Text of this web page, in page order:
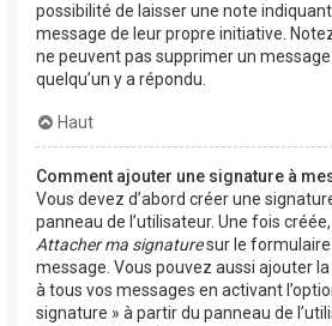
possibilité de laisser une note
message de leur propre initiative.
ne peuvent pas supprimer un
quelqu’un y a répondu.
Haut
Comment ajouter une signature à
Vous devez d’abord créer une
panneau de l’utilisateur. Une fois
Attacher ma signaturesur le
message. Vous pouvez aussi ajouter
à tous vos messages en activant
signature » à partir du panneau de